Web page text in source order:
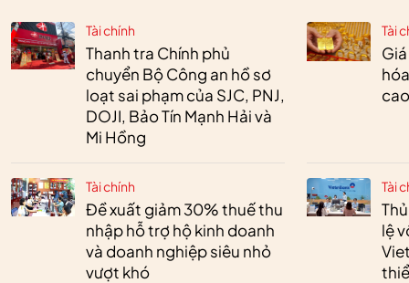
Tài chính
Thanh tra Chính phủ
chuyển Bộ Công an hồ sơ
loạt sai phạm của SJC, PNJ,
DOJI, Bảo Tín Mạnh Hải và
Mi Hồng
Tài chính
Đề xuất giảm 30% thuế thu
nhập hỗ trợ hộ kinh doanh
và doanh nghiệp siêu nhỏ
vượt khó
Tài
Tài
lệ